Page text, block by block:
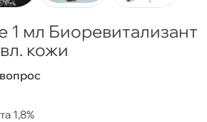
1 мл Биоревитализант
кожи
1,8%